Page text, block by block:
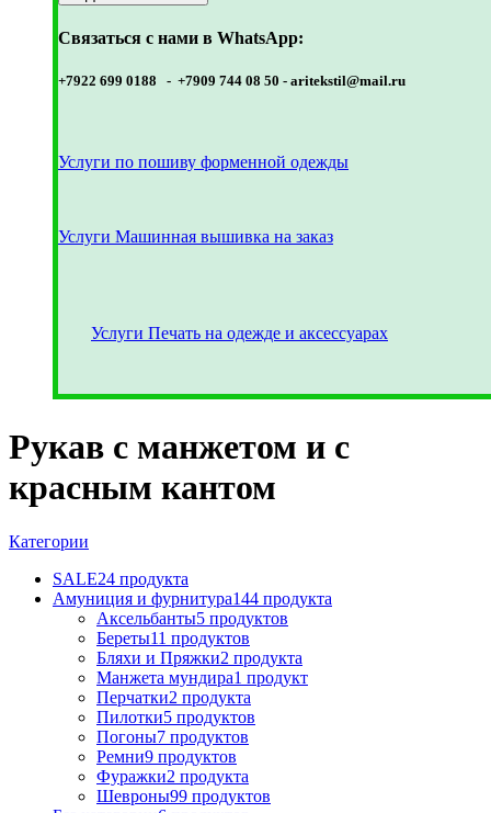
Связаться с нами в WhatsApp:
+7922 699 0188 - +7909 744 08 50 - aritekstil@mail.ru
Услуги по пошиву форменной одежды
Услуги Машинная вышивка на заказ
Услуги Печать на одежде и аксессуарах
Рукав с манжетом и с
красным кантом
Категории
SALE24 продукта
Амуниция и фурнитура144 продукта
Аксельбанты5 продуктов
Береты11 продуктов
Бляхи и Пряжки2 продукта
Манжета мундира1 продукт
Перчатки2 продукта
Пилотки5 продуктов
Погоны7 продуктов
Ремни9 продуктов
Фуражки2 продукта
Шевроны99 продуктов